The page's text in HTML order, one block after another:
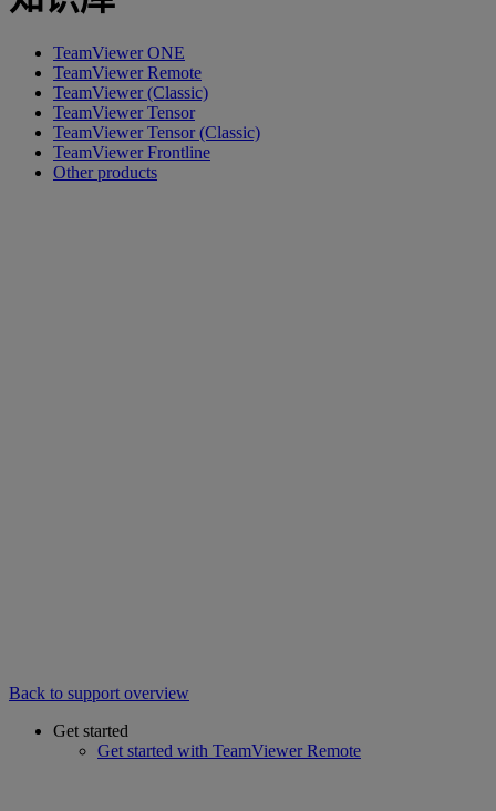
TeamViewer ONE
TeamViewer Remote
TeamViewer (Classic)
TeamViewer Tensor
TeamViewer Tensor (Classic)
TeamViewer Frontline
Other products
Back to support overview
Get started
Get started with TeamViewer Remote